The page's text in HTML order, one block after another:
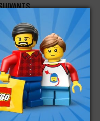
-
LEGO® ACCESSOIRE
VÉHICULE PARE-
BRISE 3X4X1 1/3
LARGE SURFACE
0,99
LEGO® ACCESSOIRE